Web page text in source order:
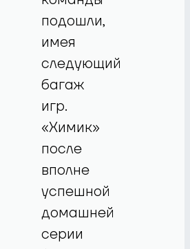
подошли,
имея
следующий
багаж
игр.
«Химик»
после
вполне
успешной
домашней
серии